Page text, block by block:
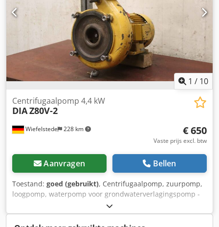
1 / 10
Wiefelstede 228 km
Centrifugaalpomp 4,4 kW
DIAZ80V-2
€ 650
Vaste prijs excl. btw
Aanvragen Bellen
Toestand: goed (gebruikt), Centrifugaalpomp, zuurpomp,
loogpomp, waterpomp voor grondwaterverlagingspomp -
Fabrikant: DIA, centrifugaalpomp type Z80V-2 -Motor:
Bauknecht 4,4 kW - Prestatie: m³/u -Buisaansluiting ingang:
Ø 80 mm -Buisaansluiting uitgang: Ø 95 mm Dkodsvvt